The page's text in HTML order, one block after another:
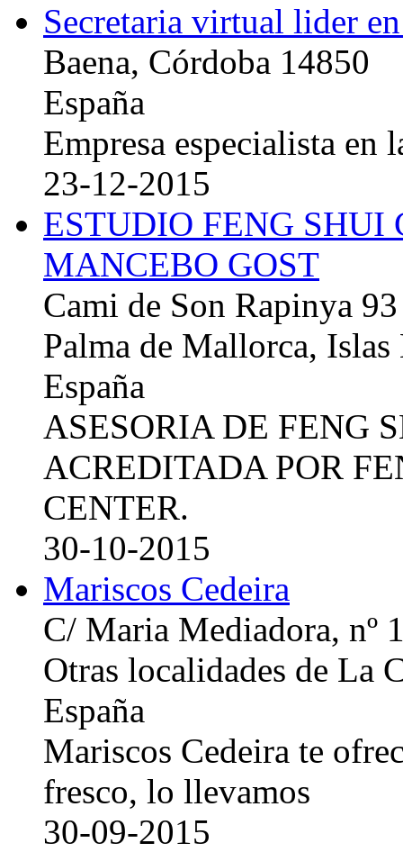
Secretaria virtual lider
Baena, Córdoba 14850
España
Empresa especialista en
23-12-2015
ESTUDIO FENG
MANCEBO GOST
Cami de Son Rapinya 93
Palma de Mallorca, Islas
España
ASESORIA DE FENG
ACREDITADA POR
CENTER.
30-10-2015
Mariscos Cedeira
C/ Maria Mediadora, nº
Otras localidades de La
España
Mariscos Cedeira te
fresco, lo llevamos
30-09-2015